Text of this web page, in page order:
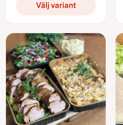
Välj variant